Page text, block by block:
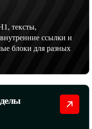
тексты,
ссылки и
блоки для разных